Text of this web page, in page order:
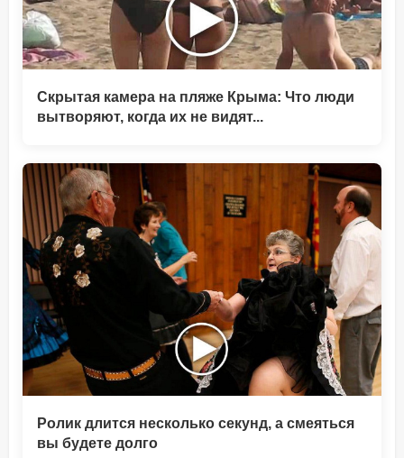
Скрытая камера на пляже Крыма: Что люди
вытворяют, когда их не видят...
Ролик длится несколько секунд, а смеяться
вы будете долго